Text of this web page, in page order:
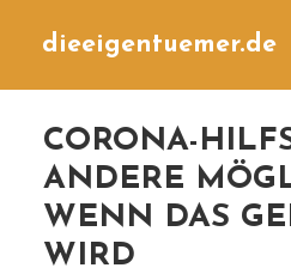
dieeigentuemer.de
CORONA-
ANDERE
WENN DAS
WIRD